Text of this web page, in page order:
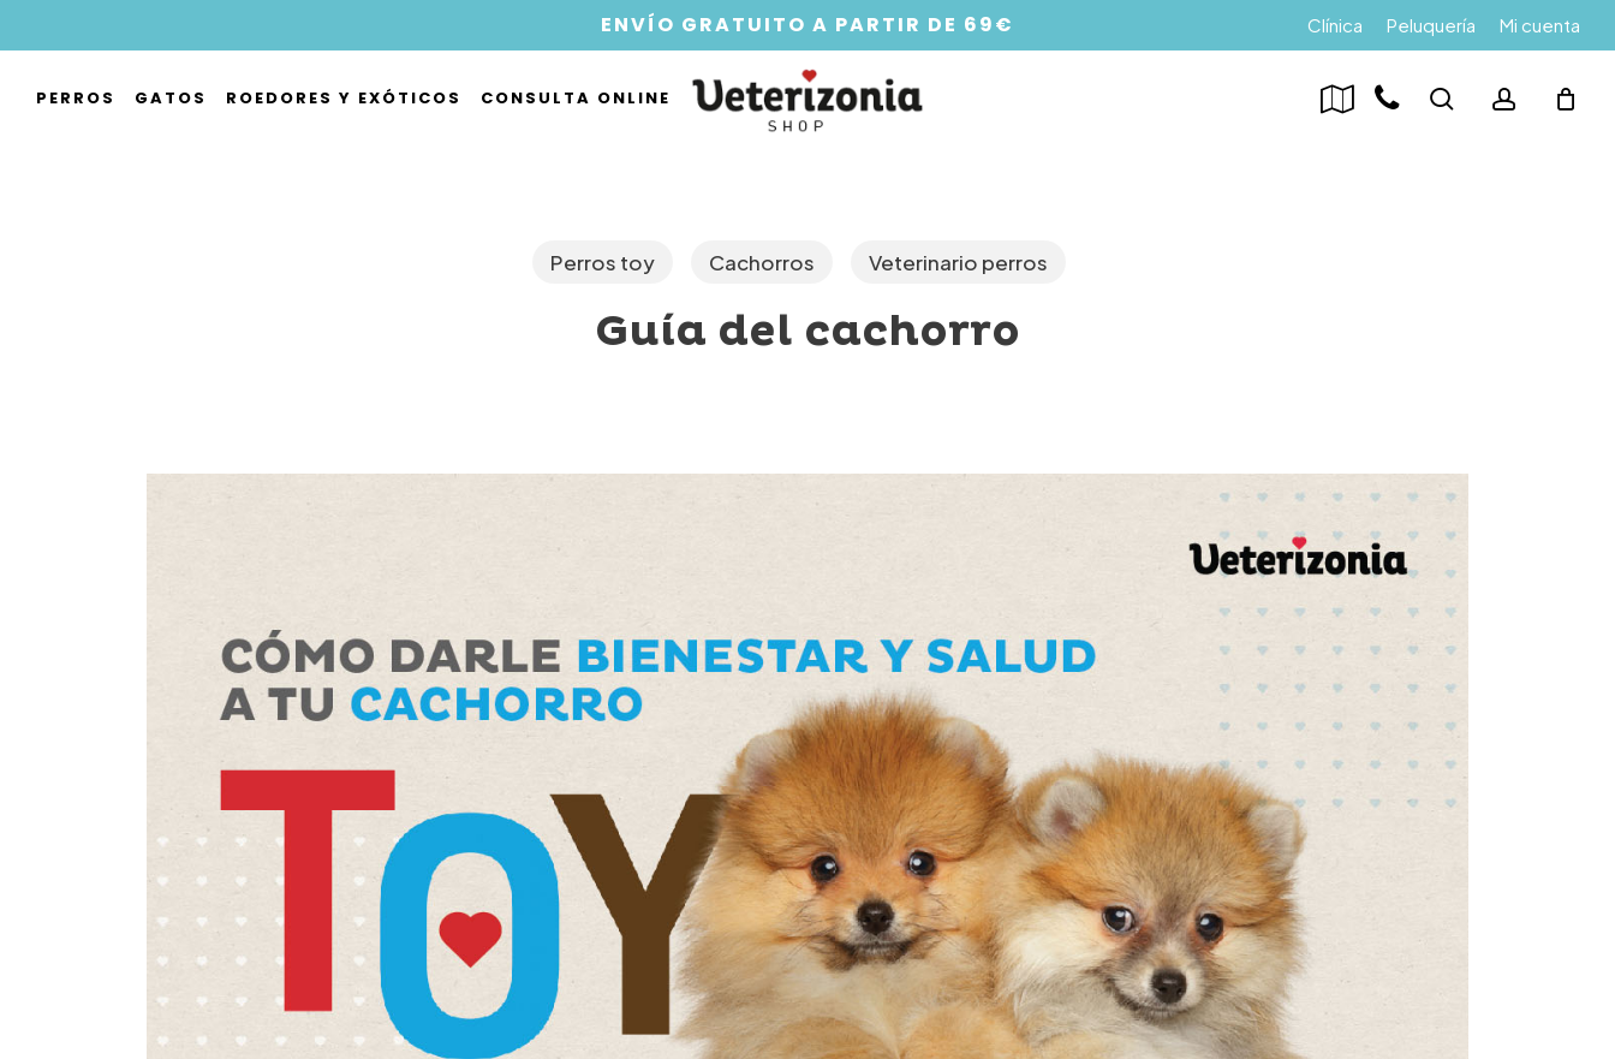
to
main
ENVÍO GRATUITO A PARTIR DE 69€ Clínica Peluquería Mi cuenta
PERROS GATOS ROEDORES Y EXÓTICOS CONSULTA ONLINE search account
Perros toy Cachorros Veterinario perros
Guía del cachorro
Menu